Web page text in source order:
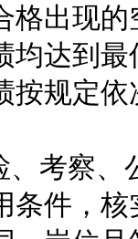
格出现
均达到
按规定依
察、
条件，